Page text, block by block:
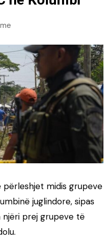
përleshjet midis grupeve
juglindore, sipas
prej grupeve të